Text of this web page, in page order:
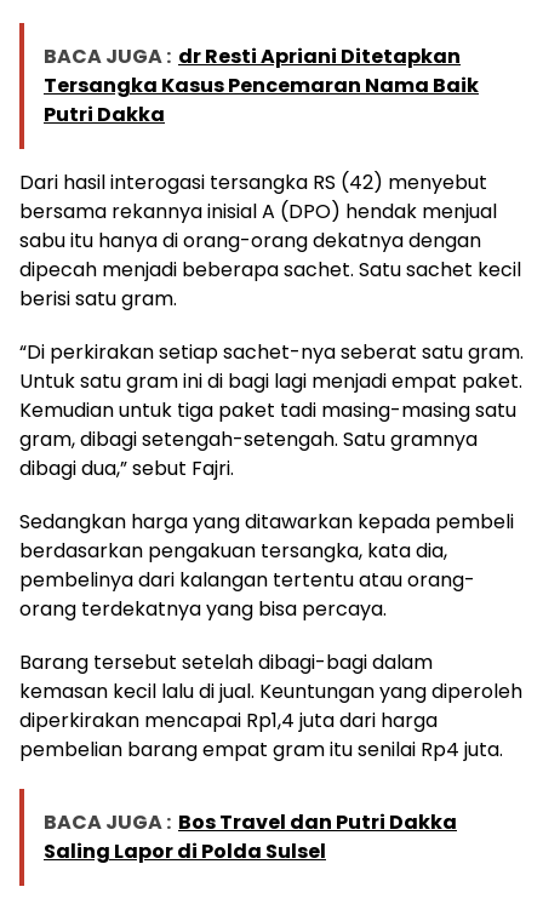
BACA JUGA : dr Resti Apriani Ditetapkan
Tersangka Kasus Pencemaran Nama Baik
Putri Dakka
Dari hasil interogasi tersangka RS (42) menyebut
bersama rekannya inisial A (DPO) hendak menjual
sabu itu hanya di orang-orang dekatnya dengan
dipecah menjadi beberapa sachet. Satu sachet kecil
berisi satu gram.
“Di perkirakan setiap sachet-nya seberat satu gram.
Untuk satu gram ini di bagi lagi menjadi empat paket.
Kemudian untuk tiga paket tadi masing-masing satu
gram, dibagi setengah-setengah. Satu gramnya
dibagi dua,” sebut Fajri.
Sedangkan harga yang ditawarkan kepada pembeli
berdasarkan pengakuan tersangka, kata dia,
pembelinya dari kalangan tertentu atau orang-
orang terdekatnya yang bisa percaya.
Barang tersebut setelah dibagi-bagi dalam
kemasan kecil lalu di jual. Keuntungan yang diperoleh
diperkirakan mencapai Rp1,4 juta dari harga
pembelian barang empat gram itu senilai Rp4 juta.
BACA JUGA : Bos Travel dan Putri Dakka
Saling Lapor di Polda Sulsel